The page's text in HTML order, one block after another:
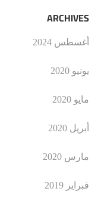
ARCHIVES
أغسطس 2024
يونيو 2020
مايو 2020
أبريل 2020
مارس 2020
فبراير 2019